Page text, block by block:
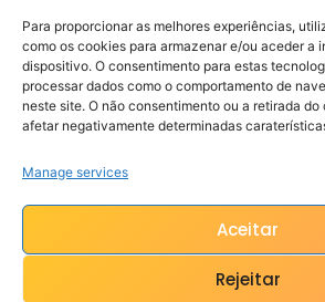
Para proporcionar as melhores experiências,
como os cookies para armazenar e/ou aceder a
dispositivo. O consentimento para estas
processar dados como o comportamento de
neste site. O não consentimento ou a retirada
afetar negativamente determinadas
Manage services
Aceitar
Rejeitar
Recrutamento Médico
Telemedicina
Consultoria Clínica
© DOCTORCLOUD Todos
Reservados